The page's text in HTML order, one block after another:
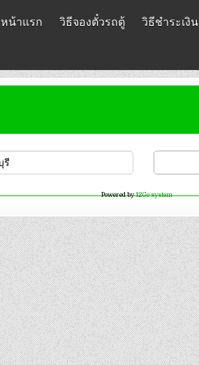
หน้าแรก วิธีจองตั๋วรถตู้ วิธีชำระเงิน
Powered by12Go system